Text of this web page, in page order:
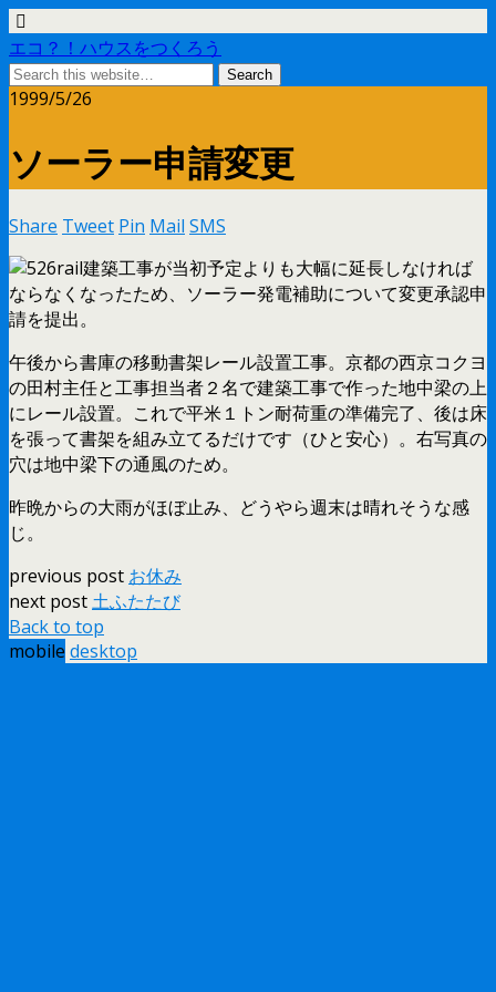
エコ？！ハウスをつくろう
1999/5/26
ソーラー申請変更
Share Tweet Pin Mail SMS
建築工事が当初予定よりも大幅に延長しなければ
ならなくなったため、ソーラー発電補助について変更承認申
請を提出。
午後から書庫の移動書架レール設置工事。京都の西京コクヨ
の田村主任と工事担当者２名で建築工事で作った地中梁の上
にレール設置。これで平米１トン耐荷重の準備完了、後は床
を張って書架を組み立てるだけです（ひと安心）。右写真の
穴は地中梁下の通風のため。
昨晩からの大雨がほぼ止み、どうやら週末は晴れそうな感
じ。
previous post お休み
next post土ふたたび
Back to top
mobile desktop